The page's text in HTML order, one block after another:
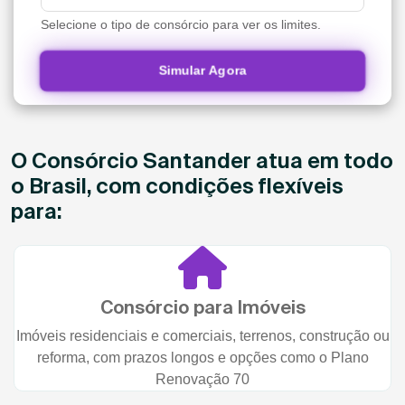
Selecione o tipo de consórcio para ver os limites.
Simular Agora
O Consórcio Santander atua em todo
o Brasil, com condições flexíveis
para:
Consórcio para Imóveis
Imóveis residenciais e comerciais, terrenos, construção ou
reforma, com prazos longos e opções como o Plano
Renovação 70